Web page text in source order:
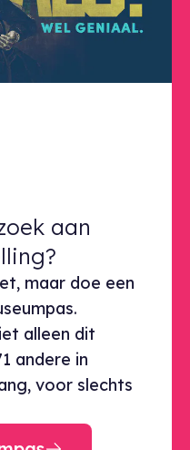
aan deze
aan
maar doe een
alleen dit
andere in
voor slechts